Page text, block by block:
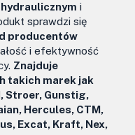
i
sprawdzi się
producentów
i efektywność
Znajduje
takich marek jak
Stroer, Gunstig,
Hercules, CTM,
Excat, Kraft, Nex,